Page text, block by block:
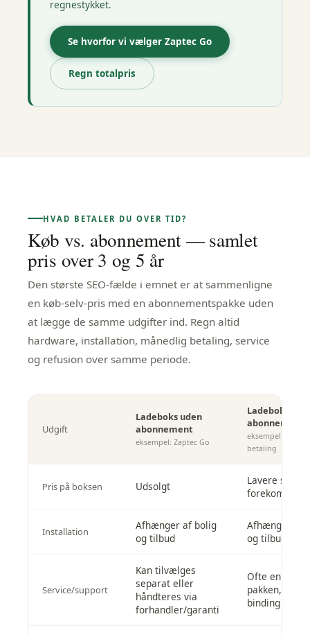
regnestykket.
Se hvorfor vi vælger Zaptec Go
Regn totalpris
HVAD BETALER DU OVER TID?
Køb vs. abonnement — samlet
pris over 3 og 5 år
Den største SEO-fælde i emnet er at sammenligne
en køb-selv-pris med en abonnementspakke uden
at lægge de samme udgifter ind. Regn altid
hardware, installation, månedlig betaling, service
og refusion over samme periode.
Udgift
Ladeboks uden
abonnement
eksempel: Zaptec Go
Ladeboks
abonnement/
eksempel med
betaling
Pris på boksen Udsolgt
Lavere
forekomme
Installation
Afhænger af bolig
og tilbud
Afhænger af
og tilbud
Service/support
Kan tilvælges
separat eller
håndteres via
forhandler/garanti
Ofte en del af
pakken, men
binding og